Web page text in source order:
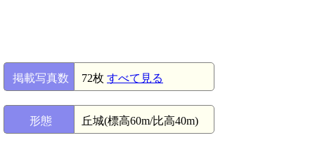
掲載写真数 72枚 すべて見る
形態 丘城(標高60m/比高40m)